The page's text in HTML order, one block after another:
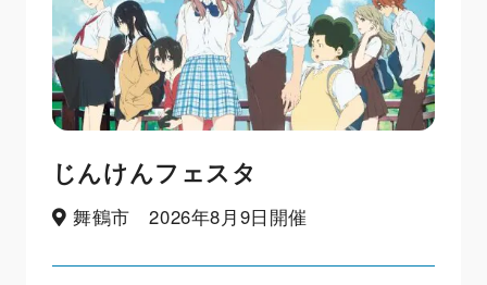
じんけんフェスタ
舞鶴市 2026年8月9日開催